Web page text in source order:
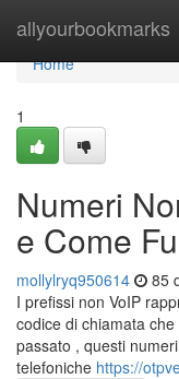
allyourbookmarks
Home
Home
1
Numeri
e Come
mollylryq950614 85
I prefissi non VoIP
codice di chiamata
passato , questi
telefoniche https://